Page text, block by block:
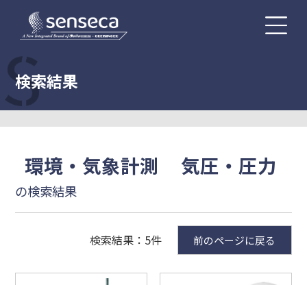
検索結果
環境・気象計測 気圧・圧力
の検索結果
検索結果：5件 前のページに戻る